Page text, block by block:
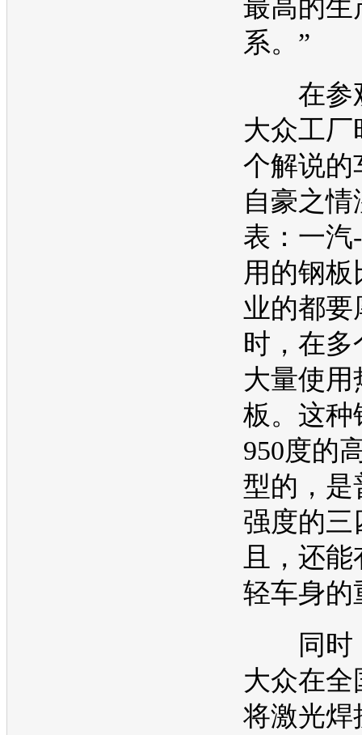
最高的生
系。”
在参
大众工厂
个解说的
自豪之情
表： 一汽
用的钢
业的都要
时，在多
大量使用
板。这种
950度的
型的，是
强度的三
且，还
轻车身的
同时
大众在全
将激光焊